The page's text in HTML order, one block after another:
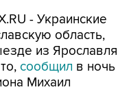
- Украинские
область,
из Ярославля
сообщил в ночь
Михаил